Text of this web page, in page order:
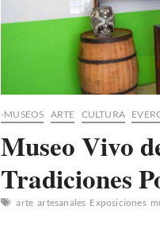
-MUSEOS ARTE CULTURA
Museo Vivo
Tradiciones
arte artesanales Exposiciones